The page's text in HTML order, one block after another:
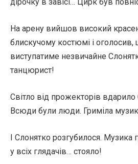
На арену вийшов високий
блискучому костюмі і оголосив,
виступатиме незвичайне
танцюрист!
Світло від прожекторів вдарило
Всюди були люди. Гриміла
І Слонятко розгубилося. Музика
у всіх глядачів… стояло!